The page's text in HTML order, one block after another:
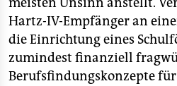
Hartz-IV-Empfänger an
die Einrichtung eines
zumindest finanziell
Berufsfindungskonzepte für